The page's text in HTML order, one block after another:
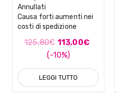
Annullati
Causa forti aumenti nei
costi di spedizione
125,80€ 113,00€
(-10%)
LEGGI TUTTO